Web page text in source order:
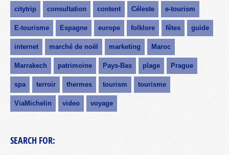
citytrip consultation content Céleste e-tourism
E-tourisme Espagne europe folklore fêtes guide
internet marché de noël marketing Maroc
Marrakech patrimoine Pays-Bas plage Prague
spa terroir thermes tourism tourisme
ViaMichelin video voyage
SEARCH FOR: